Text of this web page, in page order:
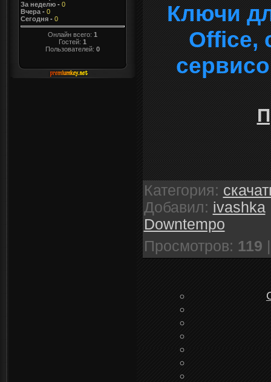
За неделю- 0
Вчера- 0
Сегодня- 0
Онлайн всего: 1
Гостей: 1
Пользователей: 0
Ключи
Office,
Категория:
Добавил: ivashka
Downtempo
Просмотров: 119